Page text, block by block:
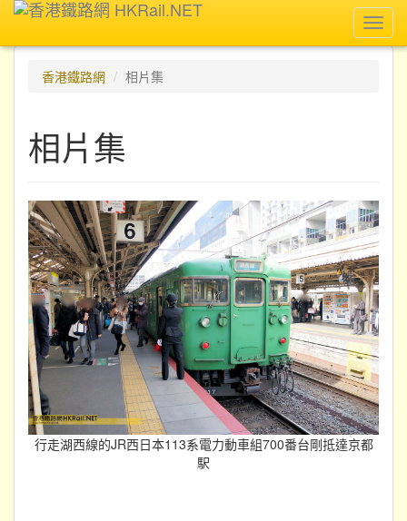
香港鐵路網
相片集
相片集
行走湖西線的JR西日本113系電力動車組700番台剛抵達京都
駅